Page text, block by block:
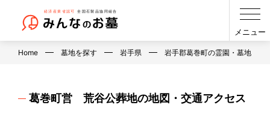
メニュー
Home 墓地を探す 岩手県 岩手郡葛巻町の霊園・墓地・お
葛巻町営 荒谷公葬地の地図・交通アクセス